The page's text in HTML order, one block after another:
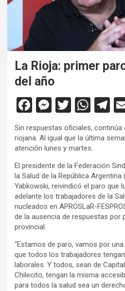
La Rioja: primer
del año
F
ce
b
o
o
k
M
es
se
n
g
er
T
wi
tt
er
W
at
s
A
p
p
T
el
e
a
m
Sin respuestas oficiales, continúa
riojana. Al igual que la última
atención lunes y martes.
El presidente de la Federación
la Salud de la República Argentina
Yabkowski, reivindicó el paro que
adelante los trabajadores de la
nucleados en APROSLaR-
de la ausencia de respuestas por
provincial.
“Estamos de paro, vamos por
que todos los trabajadores
laborales. Y todos, sean de
Chilecito, tengan la misma
para todos la salud sea un